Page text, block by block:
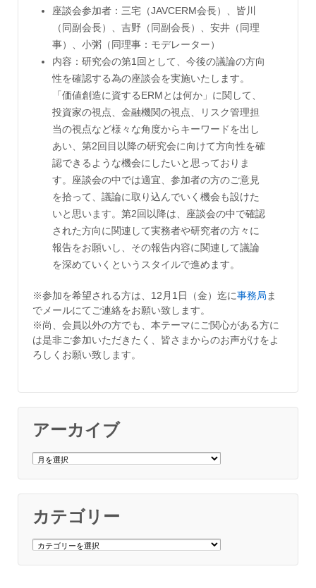
座談会参加者：三宅（JAVCERM会長）、皆川
（同副会長）、吉野（同副会長）、安井（同理
事）、小粥（同理事：モデレーター）
内容：研究会の第1回として、今後の議論の方向
性を確認する為の座談会を実施いたします。
「価値創造に資するERMとは何か」に関して、
投資家の視点、金融機関の視点、リスク管理担
当の視点など様々な角度からキーワードを出し
あい、第2回目以降の研究会に向けて方向性を確
認できるような機会にしたいと思っておりま
す。座談会の中では適宜、参加者の方のご意見
を拾って、議論に取り込んでいく機会も設けた
いと思います。第2回以降は、座談会の中で確認
された方向に関連して実務者や研究者の方々に
報告をお願いし、その報告内容に関連して議論
を深めていくというスタイルで進めます。
※参加を希望される方は、12月1日（金）迄に事務局 ま
でメールにてご連絡をお願い致します。
※尚、会員以外の方でも、本テーマにご関心がある方に
は是非ご参加いただきたく、皆さまからのお声がけをよ
ろしくお願い致します。
アーカイブ
カ
カテゴリー
ゴ